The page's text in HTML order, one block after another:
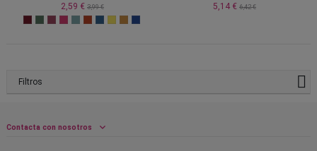
2,59 € 3,99 € 5,14 € 6,42 €
Filtros
Contacta con nosotros